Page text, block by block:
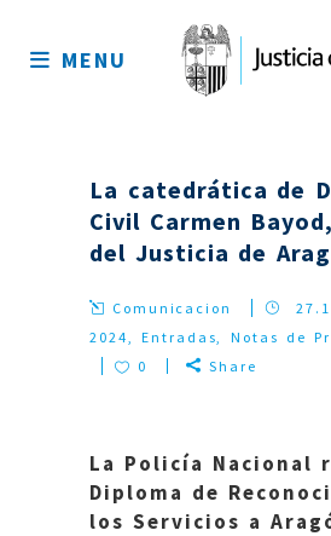
sitio
MENU
La catedrática de
Civil Carmen
del Justicia de
Comunicacion
2024,Entradas, Notas de
0
Share
La Policía Nacional
Diploma de
los Servicios a